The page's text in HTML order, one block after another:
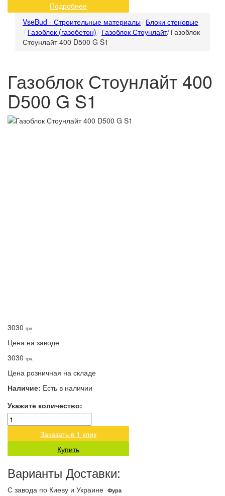
Подробнее
VseBud - Строительные материалы Блоки стеновые
Газоблок (газобетон) Газоблок Стоунлайт/ Газоблок
Стоунлайт 400 D500 G S1
Газоблок Стоунлайт 400
D500 G S1
3030 грн.
Цена на заводе
3030 грн.
Цена розничная на складе
Наличие: Eсть в наличии
Укажите количество:
Заказать в 1 клик
Купить
Варианты Доставки:
С завода по Киеву и Украине Фура